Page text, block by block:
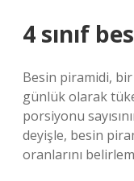
4 sınıf
Besin piramidi,
günlük olarak
porsiyonu
deyişle, besin
oranlarını